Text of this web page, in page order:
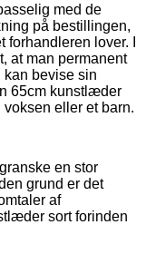
med de
på bestillingen,
lover. I
at man permanent
kan bevise sin
65cm kunstlæder
eller et barn.
en stor
grund er det
af
sort forinden